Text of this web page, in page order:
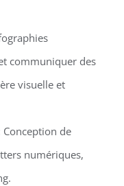
communiquer des
visuelle et
de
numériques,